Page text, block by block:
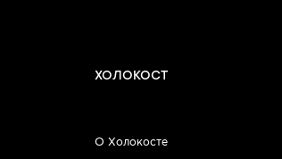
ХОЛОКОСТ
О Холокосте